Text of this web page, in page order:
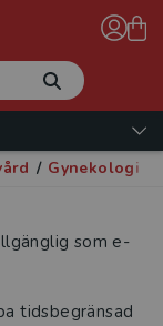
/ Gynekologi
som e-
tidsbegränsad